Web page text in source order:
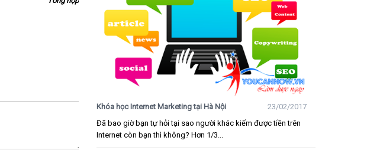
Khóa học Internet Marketing tại Hà Nội
23/02/2017
Đã bao giờ bạn tự hỏi tại sao người khác kiếm được tiền trên
Internet còn bạn thì không? Hơn 1/3...